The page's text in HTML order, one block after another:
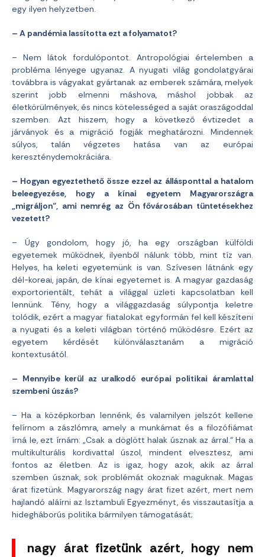
egy ilyen helyzetben.
– A pandémia lassította ezt a folyamatot?
– Nem látok fordulópontot. Antropológiai értelemben a
probléma lényege ugyanaz. A nyugati világ gondolatgyárai
továbbra is vágyakat gyártanak az emberek számára, melyek
szerint jobb elmenni máshova, máshol jobbak az
életkörülmények, és nincs kötelességed a saját oraszágoddal
szemben. Azt hiszem, hogy a következő évtizedet a
járványok és a migráció fogják meghatározni. Mindennek
súlyos, talán végzetes hatása van az európai
kereszténydemokráciára.
– Hogyan egyeztethető össze ezzel az állásponttal a hatalom
beleegyezése, hogy a kínai egyetem Magyarországra
„migráljon“, ami nemrég az Ön fővárosában tüntetésekhez
vezetett?
– Úgy gondolom, hogy jó, ha egy országban külföldi
egyetemek működnek, ilyenből nálunk több, mint tíz van.
Helyes, ha keleti egyetemünk is van. Szívesen látnánk egy
dél-koreai, japán, de kínai egyetemet is. A magyar gazdaság
exportorientált, tehát a világgal üzleti kapcsolatban kell
lennünk. Tény, hogy a világgazdaság súlypontja keletre
tolódik, ezért a magyar fiatalokat egyformán fel kell készíteni
a nyugati és a keleti világban történő működésre. Ezért az
egyetem kérdését különválasztanám a migráció
kontextusától.
– Mennyibe kerül az uralkodó európai politikai áramlattal
szembeni úszás?
– Ha a középkorban lennénk, és valamilyen jelszót kellene
felírnom a zászlómra, amely a munkámat és a filozófiámat
írná le, ezt írnám: „Csak a döglött halak úsznak az árral.“ Ha a
multikulturális kordivattal úszol, mindent elvesztesz, ami
fontos az életben. Az is igaz, hogy azok, akik az árral
szemben úsznak, sok problémát okoznak maguknak. Magas
árat fizetünk. Magyarország nagy árat fizet azért, mert nem
hajlandó aláírni az Isztambuli Egyezményt, és visszautasítja a
hidegháborús politika bármilyen támogatását;
nagy árat fizetünk azért, hogy nem